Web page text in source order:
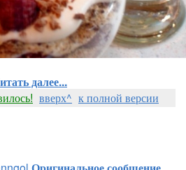
далее...
вверх^ к полной версии